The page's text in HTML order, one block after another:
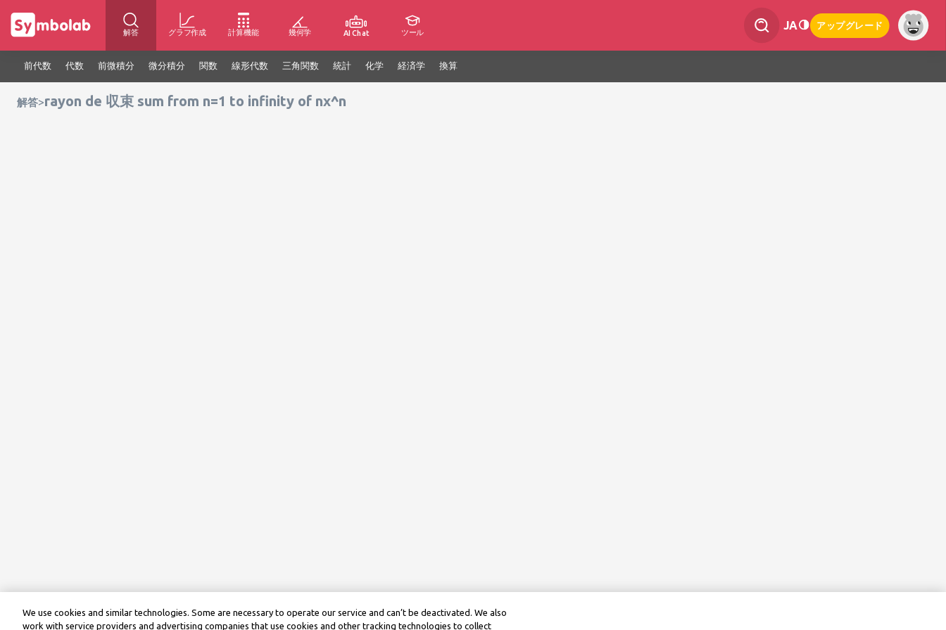
解答 グラフ作成 計算機能 幾何学 AI Chat ツール
JA アップグレード
前代数 代数 前微積分 微分積分 関数 線形代数 三角関数 統計 化学 経済学 換算
解答>rayon de 収束 sum from n=1 to infinity of nx^n
We use cookies and similar technologies. Some are necessary to operate our service and can’t be deactivated. We also
work with service providers and advertising companies that use cookies and other tracking technologies to collect